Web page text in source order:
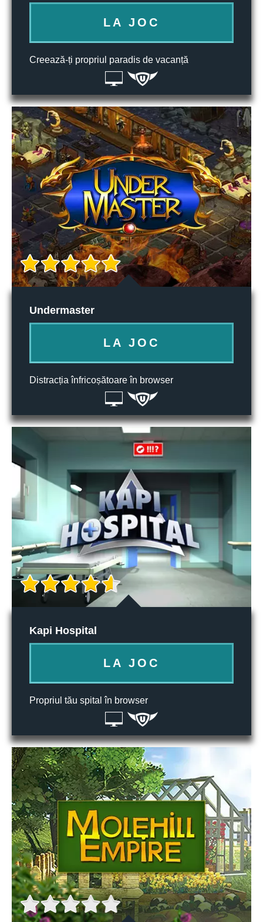
LA JOC
Creează-ți propriul paradis de vacanță
Undermaster
LA JOC
Distracția înfricoșătoare în browser
Kapi Hospital
LA JOC
Propriul tău spital în browser